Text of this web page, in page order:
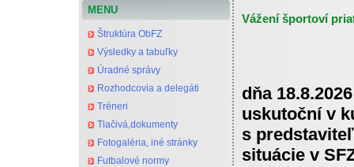
MENU
Štruktúra ObFZ
Výsledky a tabuľky
Úradné správy
Rozhodcovia a delegáti
Tréneri
Tlačivá,dokumenty
Fotogaléria, iné stránky
Futbalové normy
Vážení športoví
dňa
uskutoční v
s
situácie v